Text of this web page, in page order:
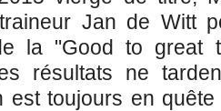
Jan de Witt
la "Good to great
résultats ne
est toujours en